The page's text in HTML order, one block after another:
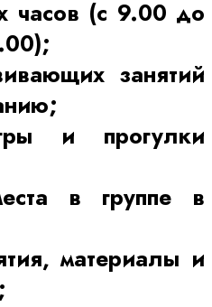
часов (с 9.00 до
занятий
и прогулки
в группе в
материалы и